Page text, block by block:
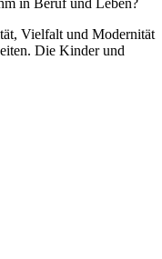
Vielfalt und Modernität
Die Kinder und